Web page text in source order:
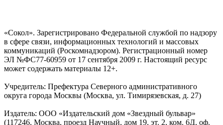
«Сокол». Зарегистрировано Федеральной службой по надзору
в сфере связи, информационных технологий и массовых
коммуникаций (Роскомнадзором). Регистрационный номер
ЭЛ №ФС77-60959 от 17 сентября 2009 г. Настоящий ресурс
может содержать материалы 12+.
Учредитель: Префектура Северного административного
округа города Москвы (Москва, ул. Тимирязевская, д. 27)
Издатель: ООО «Издательский дом «Звездный бульвар»
(117246, Москва, проезд Научный, дом 19, эт. 2, ком. 6Д, оф.